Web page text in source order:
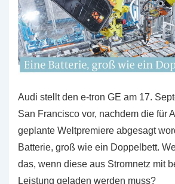
Audi stellt den e-tron GE am 17.
San Francisco vor, nachdem die für
geplante Weltpremiere abgesagt
Batterie, groß wie ein Doppelbett.
das, wenn diese aus Stromnetz mit
Leistung geladen werden muss?